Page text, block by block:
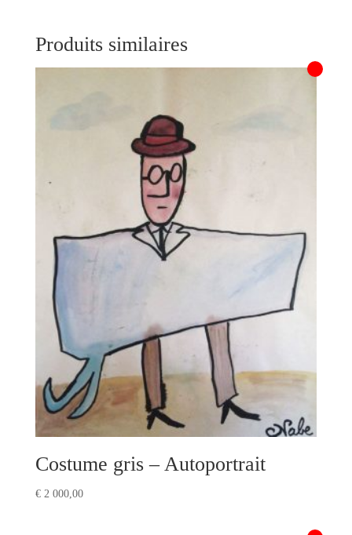
Produits similaires
Costume gris – Autoportrait
€2 000,00